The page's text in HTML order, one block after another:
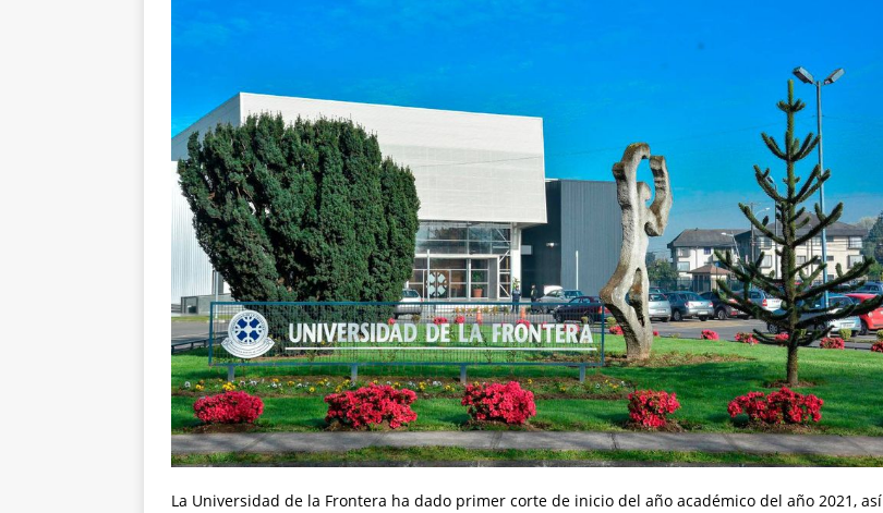
La Universidad de la Frontera ha dado primer corte de inicio del año académico del año 2021, así